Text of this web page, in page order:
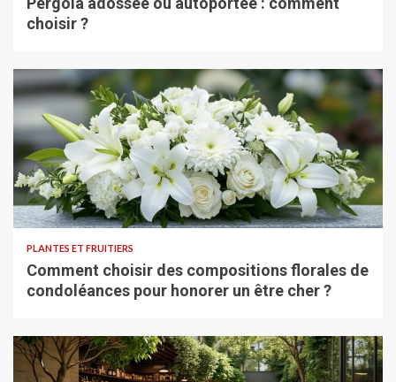
choisir ?
PLANTES ET FRUITIERS
Comment choisir des compositions florales de
condoléances pour honorer un être cher ?